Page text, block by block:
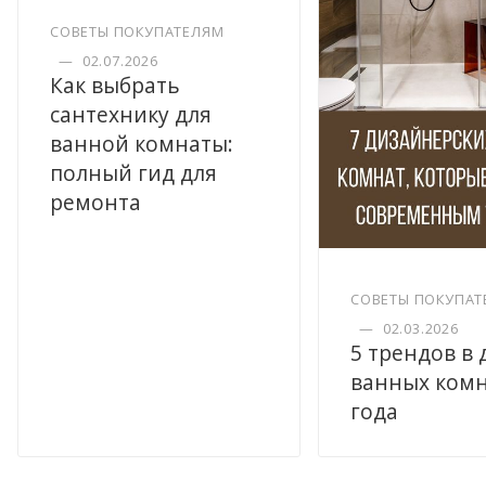
СОВЕТЫ ПОКУПАТЕЛЯМ
— 02.07.2026
Как выбрать
сантехнику для
ванной комнаты:
полный гид для
ремонта
СОВЕТЫ
— 02.03.2026
5 трендов в
ванных
года